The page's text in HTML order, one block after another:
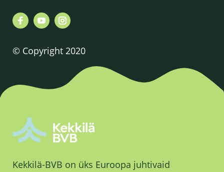
© Copyright 2020
Kekkilä-BVB on üks Euroopa juhtivaid